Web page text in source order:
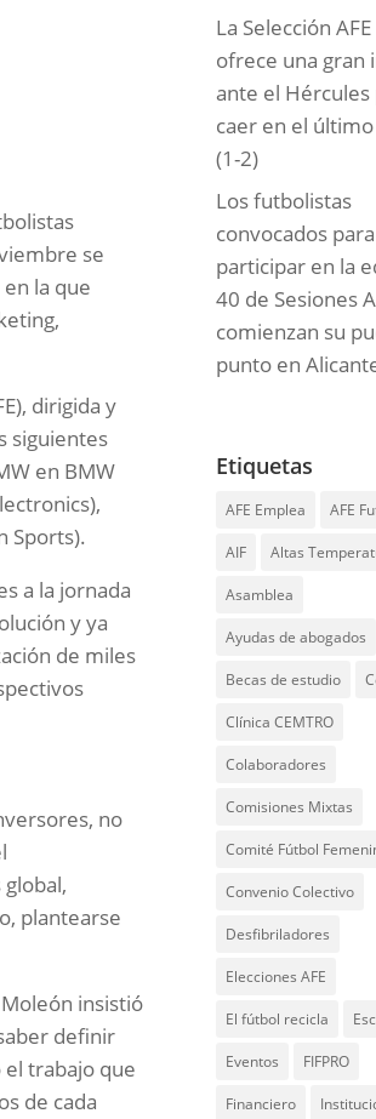
se
la que
dirigida y
siguientes
en BMW
Sports).
a la jornada
y ya
de miles
no
plantearse
insistió
definir
el trabajo que
de cada
La Selección
ofrece una gran
ante el Hércules
caer en el
(1-2)
Los futbolistas
convocados para
participar en la
40 de Sesiones
comienzan su
punto en
Etiquetas
AFE Emplea AFE
AIF Altas
Asamblea
Ayudas de abogados
Becas de estudio
Clínica CEMTRO
Colaboradores
Comisiones Mixtas
Comité Fútbol
Convenio Colectivo
Desfibriladores
Elecciones AFE
El fútbol recicla
Eventos FIFPRO
Financiero